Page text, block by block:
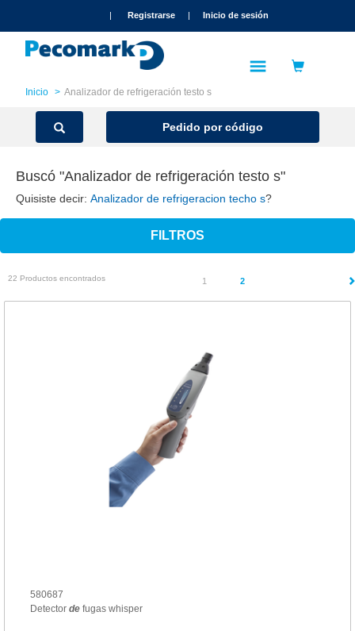
| Registrarse | Inicio de sesión
Inicio Analizador de refrigeración testo s
Pedido por código
Buscó "Analizador de refrigeración testo s"
Quisiste decir: Analizador de refrigeracion techo s?
FILTROS
22 Productos encontrados 1 2
580687
Detector defugas whisper